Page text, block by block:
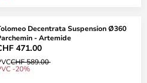
Decentrata Suspension Ø360
- Artemide
471.00
CHF 589.00
-20%